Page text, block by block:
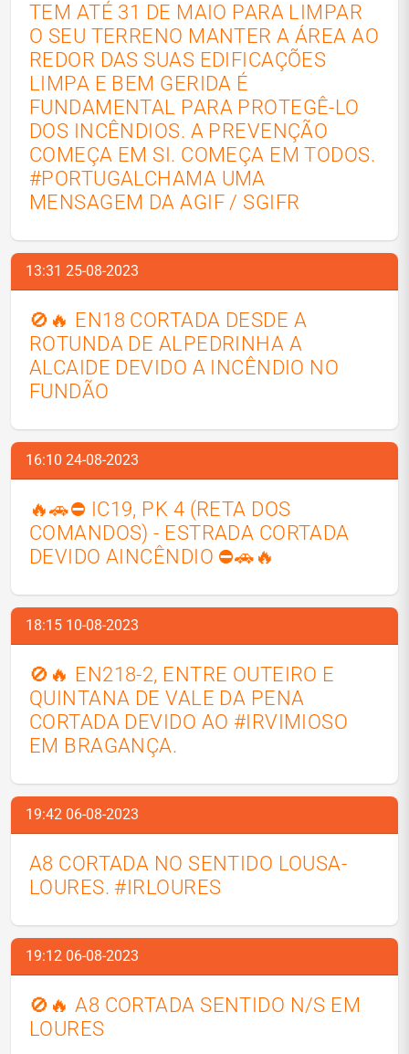
TEM ATÉ 31 DE MAIO PARA LIMPAR
O SEU TERRENO MANTER A ÁREA AO
REDOR DAS SUAS EDIFICAÇÕES
LIMPA E BEM GERIDA É
FUNDAMENTAL PARA PROTEGÊ-LO
DOS INCÊNDIOS. A PREVENÇÃO
COMEÇA EM SI. COMEÇA EM TODOS.
#PORTUGALCHAMA UMA
MENSAGEM DA AGIF / SGIFR
13:31 25-08-2023
🚫🔥 EN18 CORTADA DESDE A
ROTUNDA DE ALPEDRINHA A
ALCAIDE DEVIDO A INCÊNDIO NO
FUNDÃO
16:10 24-08-2023
🔥🚗⛔ IC19, PK 4 (RETA DOS
COMANDOS) - ESTRADA CORTADA
DEVIDO AINCÊNDIO ⛔🚗🔥
18:15 10-08-2023
🚫🔥 EN218-2, ENTRE OUTEIRO E
QUINTANA DE VALE DA PENA
CORTADA DEVIDO AO #IRVIMIOSO
EM BRAGANÇA.
19:42 06-08-2023
A8 CORTADA NO SENTIDO LOUSA-
LOURES. #IRLOURES
19:12 06-08-2023
🚫🔥 A8 CORTADA SENTIDO N/S EM
LOURES